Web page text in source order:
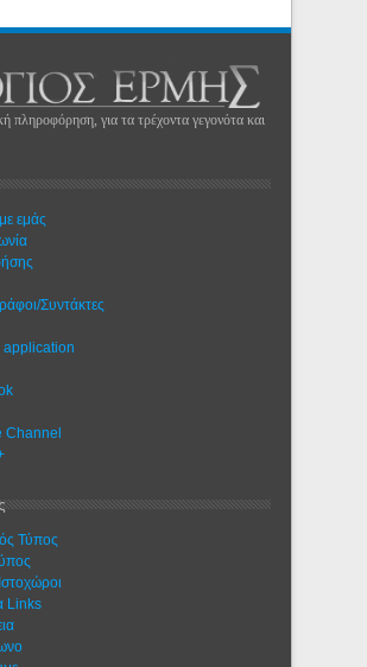
πληροφόρηση, για τα τρέχοντα γεγονότα και
εμάς
Συντάκτες
application
Channel
Τύπος
Links